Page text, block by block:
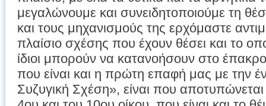
μεγαλώνουμε και συνειδητοποιούμε τη
και τους μηχανισμούς της ερχόμαστε
πλαίσιο σχέσης που έχουν θέσει και το
ίδιοι μπορούν να κατανοήσουν στο
που είναι και η πρώτη επαφή μας με την
Συζυγική Σχέση», είναι που